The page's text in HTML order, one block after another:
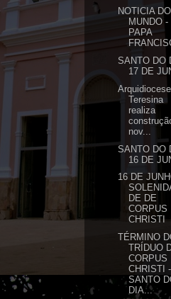
NOTICIA DO
MUNDO -
PAPA
SANTO DO
17 DE
Teresina
realiza
nov...
SANTO DO
16 DE
16 DE
DE DE
CORPUS
CHRISTI
TÉRMINO
TRÍDUO
CORPUS
CHRISTI -
SANTO
DIA...